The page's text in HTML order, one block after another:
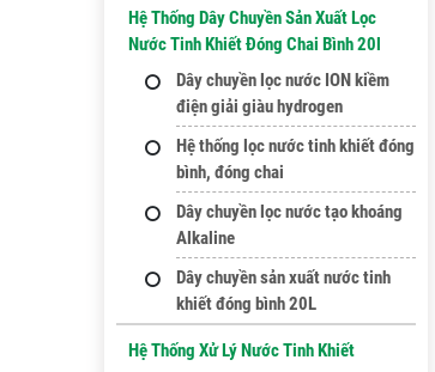
Hệ Thống Dây Chuyền Sản Xuất Lọc
Nước Tinh Khiết Đóng Chai Bình 20l
Dây chuyền lọc nước ION kiềm
điện giải giàu hydrogen
Hệ thống lọc nước tinh khiết đóng
bình, đóng chai
Dây chuyền lọc nước tạo khoáng
Alkaline
Dây chuyền sản xuất nước tinh
khiết đóng bình 20L
Hệ Thống Xử Lý Nước Tinh Khiết